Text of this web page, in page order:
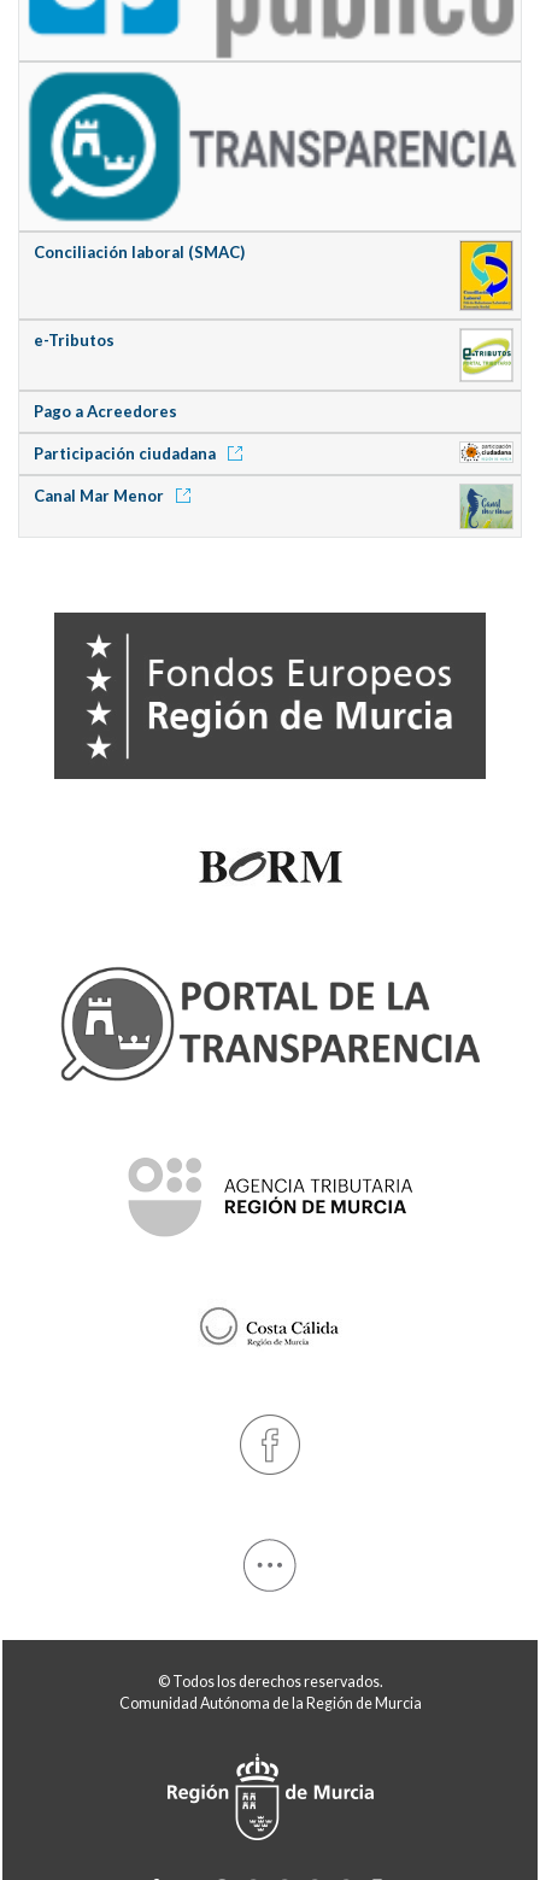
Conciliación laboral (SMAC)
e-Tributos
Pago a Acreedores
Participación ciudadana
Canal Mar Menor
© Todos los derechos reservados.
Comunidad Autónoma de la Región de Murcia